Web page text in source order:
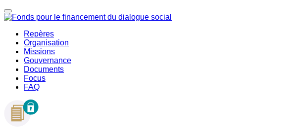
Repères
Organisation
Missions
Gouvernance
Documents
Focus
FAQ